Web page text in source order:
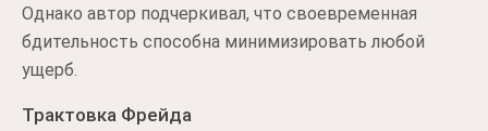
Однако автор подчеркивал, что своевременная
бдительность способна минимизировать любой
ущерб.
Трактовка Фрейда